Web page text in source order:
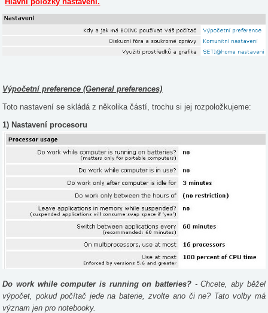
Výpočetní preference (General preferences)
Toto nastavení se skládá z několika částí, trochu si jej rozpoložkujeme:
1) Nastavení procesoru
Do work while computer is running on batteries?- Chcete, aby běžel
výpočet, pokud počítač jede na baterie, zvolte ano či ne? Tato volby má
význam jen pro notebooky.